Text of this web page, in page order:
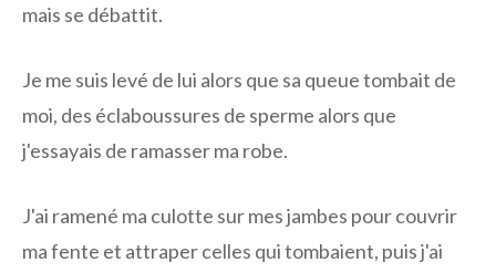
mais se débattit.
Je me suis levé de lui alors que sa queue tombait de
moi, des éclaboussures de sperme alors que
j'essayais de ramasser ma robe.
J'ai ramené ma culotte sur mes jambes pour couvrir
ma fente et attraper celles qui tombaient, puis j'ai